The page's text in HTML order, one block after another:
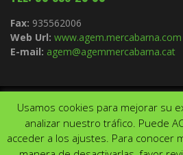
Fax: 935562006
Web Url: www.agem.mercabarna.com
E-mail: agem@agemmercabarna.cat
Copyright © 2021.AGEM. Todos los
Aviso LegalPolítica de
↑ Volver arriba
Usamos cookies para mejorar su
analizar nuestro tráfico. Puede
acceder a los ajustes. Para conocer